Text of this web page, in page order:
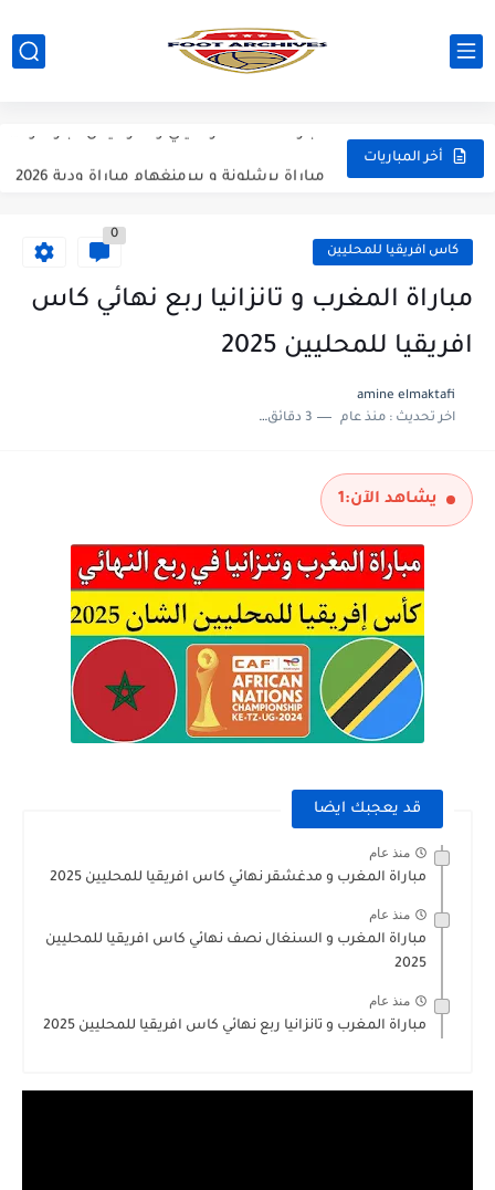
أخر المباريات
مباراة ارسنال و جيرونا مباراة ودية 2026
مباراة ريال مدريد و فيورنتينا مباراة ودية 2026
مباراة سيلتيك و ميلان مباراة ودية 2026 كاس افريقيا للمحليين
0
مباراة المغرب و تانزانيا ربع نهائي كاس
افريقيا للمحليين 2025
amine elmaktafi
اخر تحديث :منذ عام 3 دقائق للقراءة
يشاهد الآن:1
قد يعجبك ايضا
منذ عام
مباراة المغرب و مدغشقر نهائي كاس افريقيا للمحليين 2025
منذ عام
مباراة المغرب و السنغال نصف نهائي كاس افريقيا للمحليين
2025
منذ عام
مباراة المغرب و تانزانيا ربع نهائي كاس افريقيا للمحليين 2025